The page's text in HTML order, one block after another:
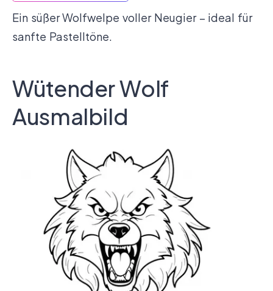
Ein süßer Wolfwelpe voller Neugier – ideal für
sanfte Pastelltöne.
Wütender Wolf
Ausmalbild